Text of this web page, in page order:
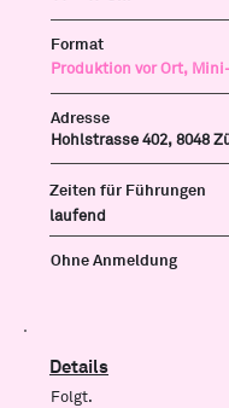
Format
Produktion vor Ort,
Adresse
Hohlstrasse 402, 8048
Zeiten für Führungen
laufend
Ohne Anmeldung
Details
Folgt.